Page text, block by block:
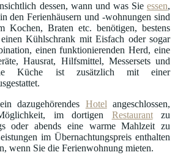
dessen, wann und was Sie essen,
den Ferienhäusern und -wohnungen sind
Kochen, Braten etc. benötigen, bestens
Kühlschrank mit Eisfach oder sogar
einen funktionierenden Herd, eine
Hausrat, Hilfsmittel, Messersets und
Küche ist zusätzlich mit einer
dazugehörendes Hotel angeschlossen,
im dortigen Restaurantzu
oder abends eine warme Mahlzeit zu
im Übernachtungspreis enthalten
wenn Sie die Ferienwohnung mieten.